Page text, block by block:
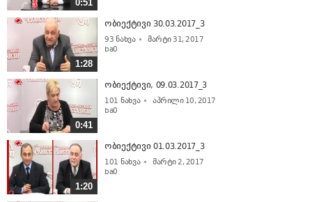
0:51
1:28
ობიექტივი 30.03.2017_3
93 ნახვა
მარტი 31, 2017
ba0
0:41
ობიექტივი, 09.03.2017_3
101 ნახვა
აპრილი 10, 2017
ba0
1:20
ობიექტივი 01.03.2017_3
101 ნახვა
მარტი 2, 2017
ba0